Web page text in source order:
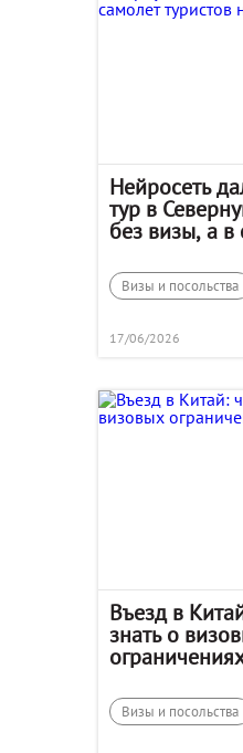
Нейросеть
тур в
без визы, а в
Визы и посольства
17/06/2026
Въезд в
знать о
Визы и посольства